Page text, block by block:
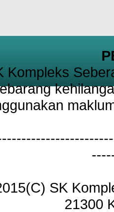
Kompleks
SK
21300